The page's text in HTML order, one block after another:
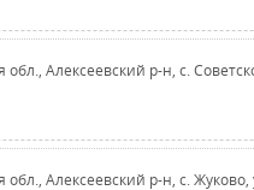
обл., Алексеевский р-н, с.
обл., Алексеевский р-н, с.